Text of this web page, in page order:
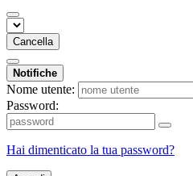
Cancella
Notifiche
Nome utente:
Password:
Hai dimenticato la tua password?